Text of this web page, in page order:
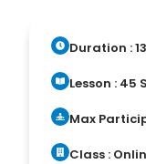
Duration :
Lesson : 45
Max
Class :